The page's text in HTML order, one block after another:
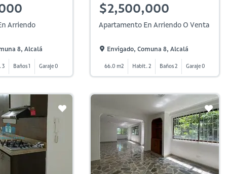
Arriendo
8, Alcalá
3 Baños 1 Garaje 0
$2,500,000
Apartamento En Arriendo O Venta
Envigado, Comuna 8, Alcalá
66.0 m2 Habit. 2 Baños 2 Garaje 0